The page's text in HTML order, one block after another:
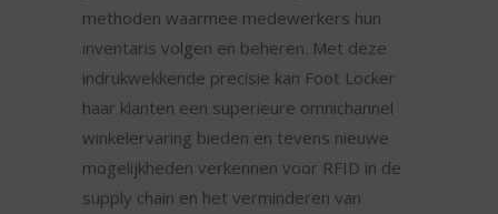
methoden waarmee medewerkers hun
inventaris volgen en beheren. Met deze
indrukwekkende precisie kan Foot Locker
haar klanten een superieure omnichannel
winkelervaring bieden en tevens nieuwe
mogelijkheden verkennen voor RFID in de
supply chain en het verminderen van